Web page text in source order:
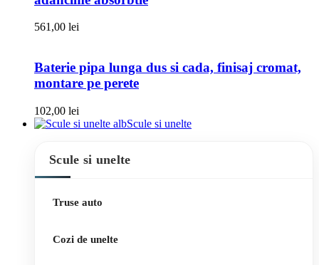
561,00 lei
Baterie pipa lunga dus si cada, finisaj cromat,
montare pe perete
102,00 lei
Scule si unelte
Scule si unelte
Truse auto
Cozi de unelte